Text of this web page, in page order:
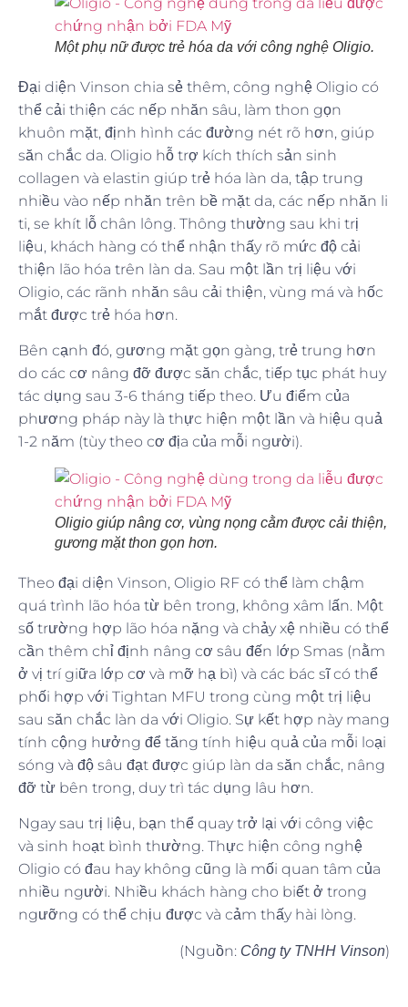
Một phụ nữ được trẻ hóa da với công nghệ Oligio.
Đại diện Vinson chia sẻ thêm, công nghệ Oligio có
thể cải thiện các nếp nhăn sâu, làm thon gọn
khuôn mặt, định hình các đường nét rõ hơn, giúp
săn chắc da. Oligio hỗ trợ kích thích sản sinh
collagen và elastin giúp trẻ hóa làn da, tập trung
nhiều vào nếp nhăn trên bề mặt da, các nếp nhăn li
ti, se khít lỗ chân lông. Thông thường sau khi trị
liệu, khách hàng có thể nhận thấy rõ mức độ cải
thiện lão hóa trên làn da. Sau một lần trị liệu với
Oligio, các rãnh nhăn sâu cải thiện, vùng má và hốc
mắt được trẻ hóa hơn.
Bên cạnh đó, gương mặt gọn gàng, trẻ trung hơn
do các cơ nâng đỡ được săn chắc, tiếp tục phát huy
tác dụng sau 3-6 tháng tiếp theo. Ưu điểm của
phương pháp này là thực hiện một lần và hiệu quả
1-2 năm (tùy theo cơ địa của mỗi người).
Oligio giúp nâng cơ, vùng nọng cằm được cải thiện,
gương mặt thon gọn hơn.
Theo đại diện Vinson, Oligio RF có thể làm chậm
quá trình lão hóa từ bên trong, không xâm lấn. Một
số trường hợp lão hóa nặng và chảy xệ nhiều có thể
cần thêm chỉ định nâng cơ sâu đến lớp Smas (nằm
ở vị trí giữa lớp cơ và mỡ hạ bì) và các bác sĩ có thể
phối hợp với Tightan MFU trong cùng một trị liệu
sau săn chắc làn da với Oligio. Sự kết hợp này mang
tính cộng hưởng để tăng tính hiệu quả của mỗi loại
sóng và độ sâu đạt được giúp làn da săn chắc, nâng
đỡ từ bên trong, duy trì tác dụng lâu hơn.
Ngay sau trị liệu, bạn thể quay trở lại với công việc
và sinh hoạt bình thường. Thực hiện công nghệ
Oligio có đau hay không cũng là mối quan tâm của
nhiều người. Nhiều khách hàng cho biết ở trong
ngưỡng có thể chịu được và cảm thấy hài lòng.
(Nguồn: Công ty TNHH Vinson)